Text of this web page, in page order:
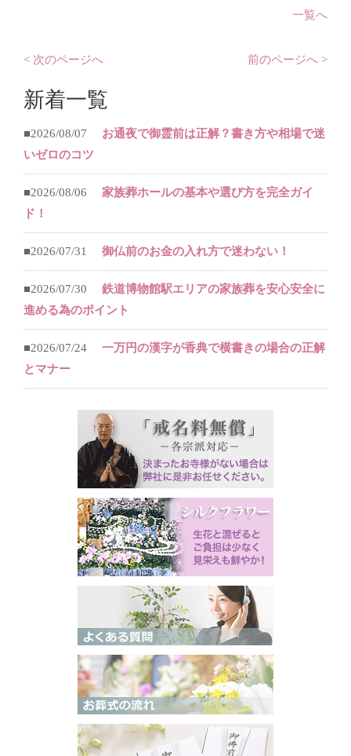
一覧へ
< 次のページへ 前のページへ >
新着一覧
■2026/08/07
お通夜で御霊前は正解？書き方や相場で迷
いゼロのコツ
■2026/08/06
家族葬ホールの基本や選び方を完全ガイ
ド！
■2026/07/31 御仏前のお金の入れ方で迷わない！
■2026/07/30
鉄道博物館駅エリアの家族葬を安心安全に
進める為のポイント
■2026/07/24
一万円の漢字が香典で横書きの場合の正解
とマナー